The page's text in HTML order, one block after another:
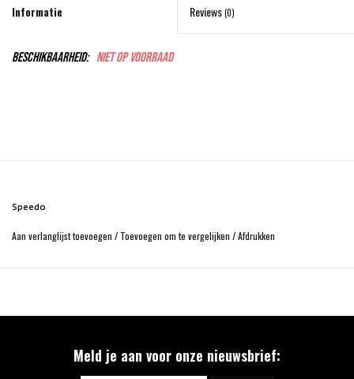
Informatie Reviews(0)
Beschikbaarheid: Niet op voorraad
Speedo
Aan verlanglijst toevoegen / Toevoegen om te vergelijken /Afdrukken
Meld je aan voor onze nieuwsbrief: